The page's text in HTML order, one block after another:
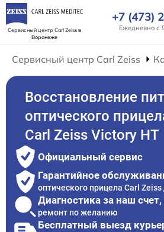
Сервисный центр Carl Zeissв
Воронеже
+7 (473)
Ежедневно с
Сервисный центр Carl Zeiss
Восстановление
оптического
Carl Zeiss Victory HT
Официальный сервис
Гарантийное
оптического прицела Carl Zeiss
Диагностика за наш счет,
ремонт по желанию
Бесплатный выезд